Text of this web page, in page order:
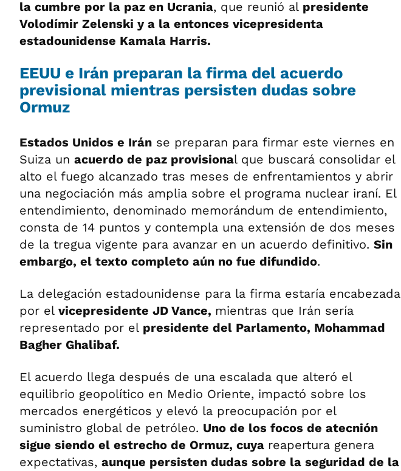
la cumbre por la paz en Ucrania, que reunió al presidente
Volodímir Zelenski y a la entonces vicepresidenta
estadounidense Kamala Harris.
EEUU e Irán preparan la firma del acuerdo
previsional mientras persisten dudas sobre
Ormuz
Estados Unidos e Irán se preparan para firmar este viernes en
Suiza un acuerdo de paz provisional que buscará consolidar el
alto el fuego alcanzado tras meses de enfrentamientos y abrir
una negociación más amplia sobre el programa nuclear iraní. El
entendimiento, denominado memorándum de entendimiento,
consta de 14 puntos y contempla una extensión de dos meses
de la tregua vigente para avanzar en un acuerdo definitivo. Sin
embargo, el texto completo aún no fue difundido.
La delegación estadounidense para la firma estaría encabezada
por el vicepresidente JD Vance, mientras que Irán sería
representado por el presidente del Parlamento, Mohammad
Bagher Ghalibaf.
El acuerdo llega después de una escalada que alteró el
equilibrio geopolítico en Medio Oriente, impactó sobre los
mercados energéticos y elevó la preocupación por el
suministro global de petróleo. Uno de los focos de atecnión
sigue siendo el estrecho de Ormuz, cuya reapertura genera
expectativas, aunque persisten dudas sobre la seguridad de la